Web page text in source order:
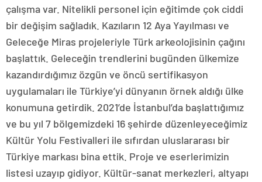
çalışma var. Nitelikli personel için eğitimde çok ciddi
bir değişim sağladık. Kazıların 12 Aya Yayılması ve
Geleceğe Miras projeleriyle Türk arkeolojisinin çağını
başlattık. Geleceğin trendlerini bugünden ülkemize
kazandırdığımız özgün ve öncü sertifikasyon
uygulamaları ile Türkiye’yi dünyanın örnek aldığı ülke
konumuna getirdik. 2021’de İstanbul’da başlattığımız
ve bu yıl 7 bölgemizdeki 16 şehirde düzenleyeceğimiz
Kültür Yolu Festivalleri ile sıfırdan uluslararası bir
Türkiye markası bina ettik. Proje ve eserlerimizin
listesi uzayıp gidiyor. Kültür-sanat merkezleri, altyapı